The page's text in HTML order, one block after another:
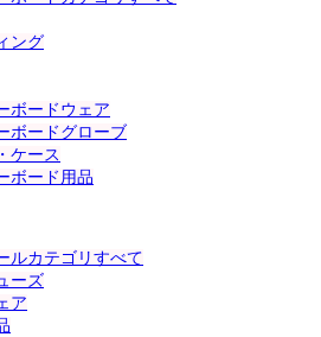
ング
ボードウェア
ボードグローブ
ケース
ボード用品
ルカテゴリすべて
ーズ
ア